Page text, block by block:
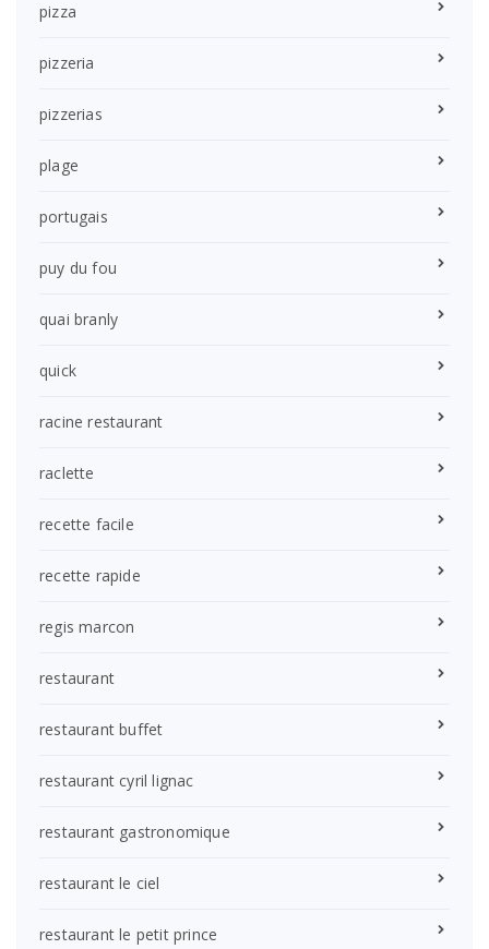
pizza
pizzeria
pizzerias
plage
portugais
puy du fou
quai branly
quick
racine restaurant
raclette
recette facile
recette rapide
regis marcon
restaurant
restaurant buffet
restaurant cyril lignac
restaurant gastronomique
restaurant le ciel
restaurant le petit prince